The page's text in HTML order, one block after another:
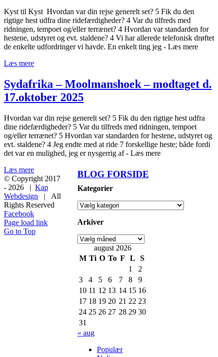
Kyst til Kyst Hvordan var din rejse generelt set? 5 Fik du den
rigtige hest udfra dine ridefærdigheder? 4 Var du tilfreds med
ridningen, tempoet og/eller terrænet? 4 Hvordan var standarden for
hestene, udstyret og evt. staldene? 4 Vi har allerede telefonisk drøftet
de enkelte udfordringer vi havde. En enkelt ting jeg - Læs mere
Læs mere
Sydafrika – Moolmanshoek – modtaget d.
17.oktober 2025
Hvordan var din rejse generelt set? 5 Fik du den rigtige hest udfra
dine ridefærdigheder? 5 Var du tilfreds med ridningen, tempoet
og/eller terrænet? 5 Hvordan var standarden for hestene, udstyret og
evt. staldene? 4 Jeg endte med at ride 7 forskellige heste; både fordi
det var en mulighed, jeg er nysgerrig af - Læs mere
Læs mere
BLOG FORSIDE
Kategorier
Arkiver
august 2026
M Ti O To F L
S
1
2
3
4 5 6 7 8
9
10 11 12 13 14 15 16
17 18 19 20 21 22 23
24 25 26 27 28 29 30
31
« aug
Populær
© Copyright 2017
- 2026 | Kap
Webdesign | All
Rights Reserved
Facebook
Page load link
Go to Top